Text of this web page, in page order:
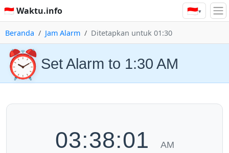
🇮🇩 Waktu.info 🇮🇩▾
Beranda Jam Alarm Ditetapkan untuk 01:30
⏰ Set Alarm to 1:30 AM
03:38:01 AM